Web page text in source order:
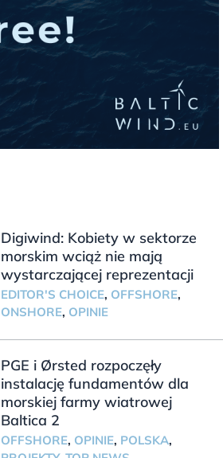
Digiwind: Kobiety w sektorze
morskim wciąż nie mają
wystarczającej reprezentacji
EDITOR'S CHOICE, OFFSHORE,
ONSHORE, OPINIE
PGE i Ørsted rozpoczęły
instalację fundamentów dla
morskiej farmy wiatrowej
Baltica 2
OFFSHORE, OPINIE, POLSKA,